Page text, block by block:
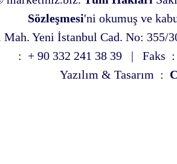
Sözleşmesi'ni okumuş ve
Mah. Yeni İstanbul Cad. No:
: + 90 332 241 38 39 | Faks :
Yazılım & Tasarım :